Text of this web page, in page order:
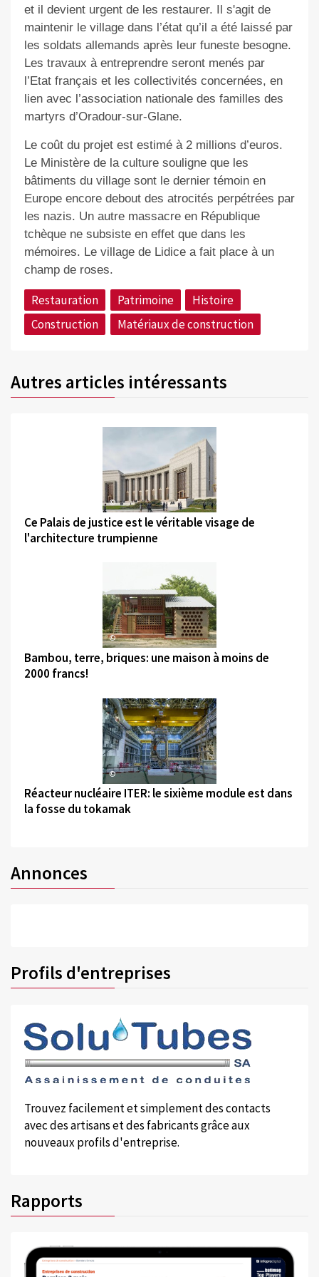
et il devient urgent de les restaurer. Il s'agit de
maintenir le village dans l’état qu’il a été laissé par
les soldats allemands après leur funeste besogne.
Les travaux à entreprendre seront menés par
l’Etat français et les collectivités concernées, en
lien avec l’association nationale des familles des
martyrs d’Oradour-sur-Glane.
Le coût du projet est estimé à 2 millions d’euros.
Le Ministère de la culture souligne que les
bâtiments du village sont le dernier témoin en
Europe encore debout des atrocités perpétrées par
les nazis. Un autre massacre en République
tchèque ne subsiste en effet que dans les
mémoires. Le village de Lidice a fait place à un
champ de roses.
Restauration Patrimoine
Histoire
Construction
Matériaux de construction
Autres articles intéressants
©
Ce Palais de justice est le véritable visage de
l'architecture trumpienne
©
Bambou, terre, briques: une maison à moins de
2000 francs!
©
Réacteur nucléaire ITER: le sixième module est dans
la fosse du tokamak
Annonces
Profils d'entreprises
Trouvez facilement et simplement des contacts
avec des artisans et des fabricants grâce aux
nouveaux profils d'entreprise.
Rapports